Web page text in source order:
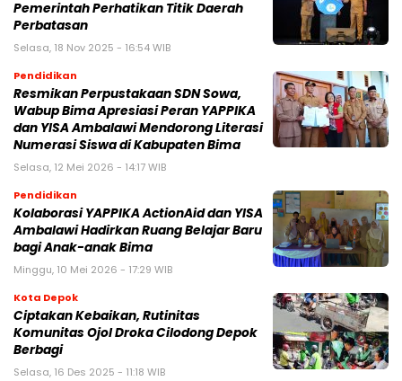
Pemerintah Perhatikan Titik Daerah
Perbatasan
Selasa, 18 Nov 2025 - 16:54 WIB
Pendidikan
Resmikan Perpustakaan SDN Sowa,
Wabup Bima Apresiasi Peran YAPPIKA
dan YISA Ambalawi Mendorong Literasi
Numerasi Siswa di Kabupaten Bima
Selasa, 12 Mei 2026 - 14:17 WIB
Pendidikan
Kolaborasi YAPPIKA ActionAid dan YISA
Ambalawi Hadirkan Ruang Belajar Baru
bagi Anak-anak Bima
Minggu, 10 Mei 2026 - 17:29 WIB
Kota Depok
Ciptakan Kebaikan, Rutinitas
Komunitas Ojol Droka Cilodong Depok
Berbagi
Selasa, 16 Des 2025 - 11:18 WIB